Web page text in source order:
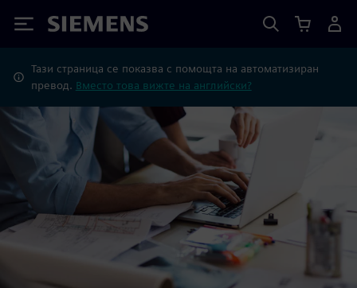
Siemens
Тази страница се показва с помощта на автоматизиран
превод. Вместо това вижте на английски?